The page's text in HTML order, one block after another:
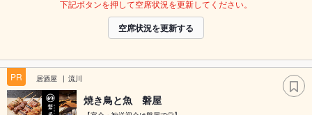
下記ボタンを押して空席状況を更新してください。
空席状況を更新する
PR 居酒屋 流川
焼き鳥と魚 磐屋